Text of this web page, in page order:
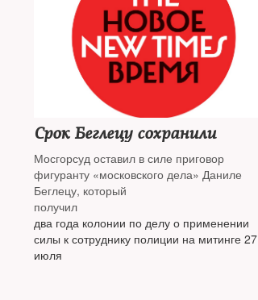
Срок Беглецу сохранили
Мосгорсуд оставил в силе приговор
фигуранту «московского дела» Даниле
Беглецу, который
получил
два года колонии по делу о применении
силы к сотруднику полиции на митинге 27
июля